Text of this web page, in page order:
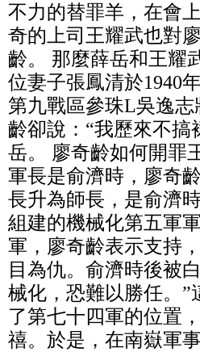
不力的替罪羊，在會
奇的上司王耀武也對
齡。 那麼薛岳和王耀
位妻子張鳳清於1940
第九戰區參珠L吳逸
齡卻說：“我歷來不搞
岳。 廖奇齡如何開罪
軍長是俞濟時，廖奇
長升為師長，是俞濟
組建的機械化第五軍
軍，廖奇齡表示支持
目為仇。俞濟時後被
械化，恐難以勝任。
了第七十四軍的位置
禧。於是，在南嶽軍